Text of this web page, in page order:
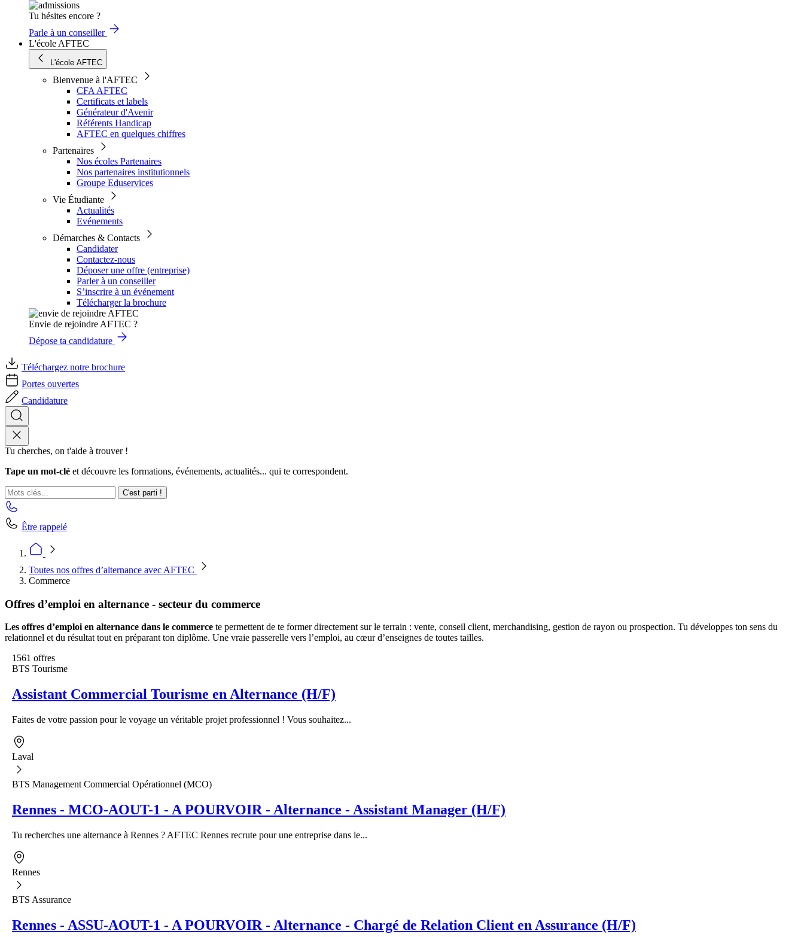
Tu hésites encore ?
Parle à un conseiller
L'école AFTEC
L'école AFTEC
Bienvenue à l'AFTEC
CFA AFTEC
Certificats et labels
Générateur d'Avenir
Référents Handicap
AFTEC en quelques chiffres
Partenaires
Nos écoles Partenaires
Nos partenaires institutionnels
Groupe Eduservices
Vie Étudiante
Actualités
Evénements
Démarches & Contacts
Candidater
Contactez-nous
Déposer une offre (entreprise)
Parler à un conseiller
S’inscrire à un événement
Télécharger la brochure
Envie de rejoindre AFTEC ?
Dépose ta candidature
Téléchargez notre brochure
Portes ouvertes
Candidature
Tu cherches, on t'aide à trouver !
Tape un mot-clé et découvre les formations, événements, actualités... qui te correspondent.
C'est parti !
Être rappelé
Toutes nos offres d’alternance avec AFTEC
Commerce
Offres d’emploi en alternance - secteur du commerce
Les offres d’emploi en alternance dans le commerce te permettent de te former directement sur le terrain : vente, conseil client, merchandising, gestion de rayon ou prospection. Tu développes ton sens du
relationnel et du résultat tout en préparant ton diplôme. Une vraie passerelle vers l’emploi, au cœur d’enseignes de toutes tailles.
1561 offres
BTS Tourisme
Assistant Commercial Tourisme en Alternance (H/F)
Faites de votre passion pour le voyage un véritable projet professionnel ! Vous souhaitez...
Laval
BTS Management Commercial Opérationnel (MCO)
Rennes - MCO-AOUT-1 - A POURVOIR - Alternance - Assistant Manager (H/F)
Tu recherches une alternance à Rennes ? AFTEC Rennes recrute pour une entreprise dans le...
Rennes
BTS Assurance
Rennes - ASSU-AOUT-1 - A POURVOIR - Alternance - Chargé de Relation Client en Assurance (H/F)